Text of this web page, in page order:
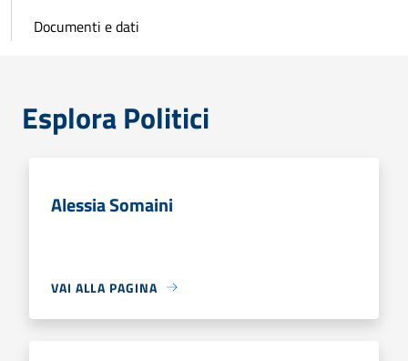
Documenti e dati
Esplora Politici
Alessia Somaini
VAI ALLA PAGINA